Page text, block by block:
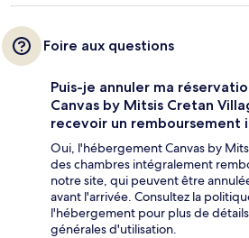
Foire aux questions
Puis-je annuler ma
Canvas by Mitsis Cretan
recevoir un remboursement
Oui, l'hébergement Canvas by
des chambres intégralement
notre site, qui peuvent être
avant l'arrivée. Consultez la
l'hébergement pour plus de
générales d'utilisation.